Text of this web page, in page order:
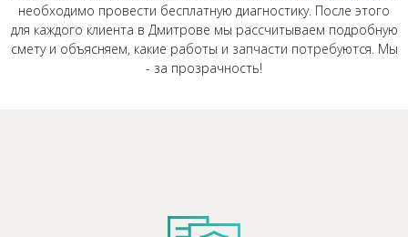
необходимо провести бесплатную диагностику. После этого
для каждого клиента в Дмитрове мы рассчитываем подробную
смету и объясняем, какие работы и запчасти потребуются. Мы
- за прозрачность!